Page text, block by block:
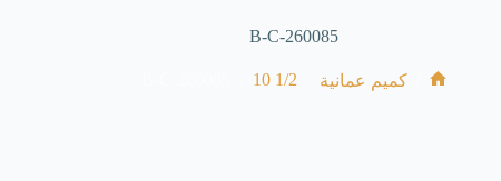
B-C-260085
كميم عمانية 1/2 10